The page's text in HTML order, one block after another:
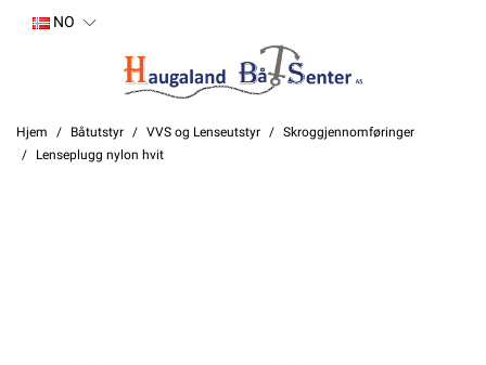
NO
Hjem Båtutstyr VVS og Lenseutstyr
Skroggjennomføringer
Lenseplugg nylon hvit